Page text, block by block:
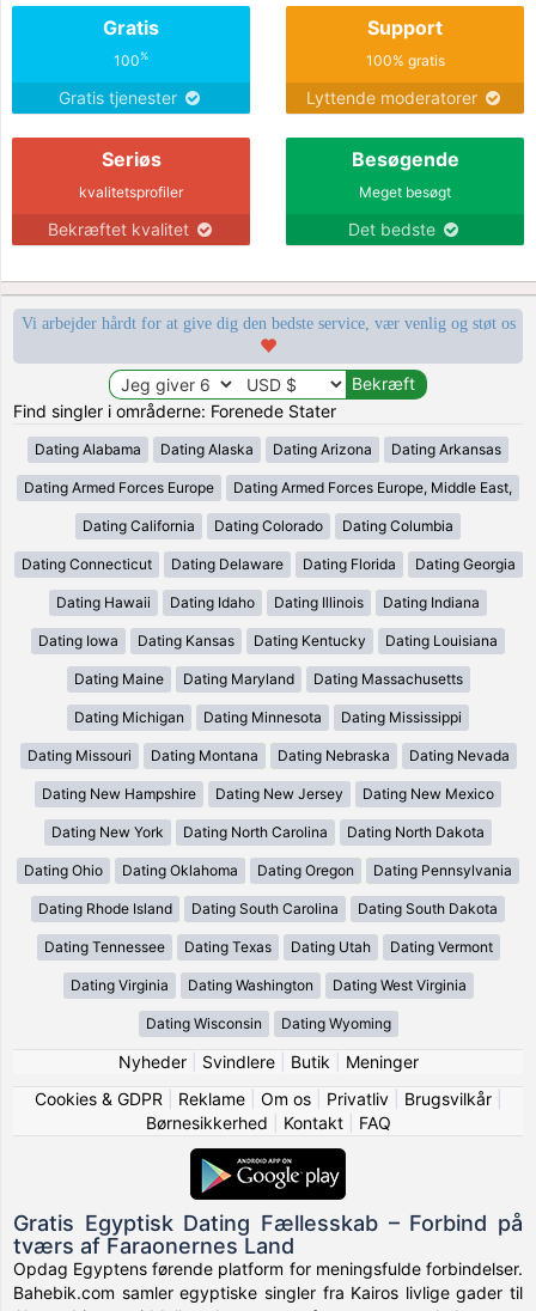
Gratis
100%
Gratis tjenester
Support
100% gratis
Lyttende moderatorer
Seriøs
kvalitetsprofiler
Bekræftet kvalitet
Besøgende
Meget besøgt
Det bedste
Vi arbejder hårdt for at give dig den bedste service, vær venlig og støt os
Find singler i områderne: Forenede Stater
Dating Alabama Dating Alaska Dating Arizona Dating Arkansas
Dating Armed Forces Europe Dating Armed Forces Europe, Middle East,
Dating California Dating Colorado Dating Columbia
Dating Connecticut Dating Delaware Dating Florida Dating Georgia
Dating Hawaii Dating Idaho Dating Illinois Dating Indiana
Dating Iowa Dating Kansas Dating Kentucky Dating Louisiana
Dating Maine Dating Maryland Dating Massachusetts
Dating Michigan Dating Minnesota Dating Mississippi
Dating Missouri Dating Montana Dating Nebraska Dating Nevada
Dating New Hampshire Dating New Jersey Dating New Mexico
Dating New York Dating North Carolina Dating North Dakota
Dating Ohio Dating Oklahoma Dating Oregon Dating Pennsylvania
Dating Rhode Island Dating South Carolina Dating South Dakota
Dating Tennessee Dating Texas Dating Utah Dating Vermont
Dating Virginia Dating Washington Dating West Virginia
Dating Wisconsin Dating Wyoming
Nyheder| Svindlere| Butik
Meninger
Cookies & GDPR
Reklame| Om os| Privatliv| Brugsvilkår|
Børnesikkerhed
Kontakt| FAQ
Gratis Egyptisk Dating Fællesskab – Forbind på
tværs af Faraonernes Land
Opdag Egyptens førende platform for meningsfulde forbindelser.
Bahebik.com samler egyptiske singler fra Kairos livlige gader til